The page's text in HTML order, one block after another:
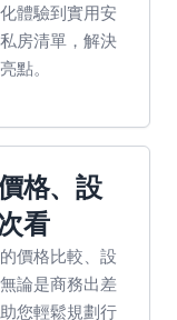
體驗到實用安
房清單，解決
點。
格、設
看
價格比較、設
論是商務出差
您輕鬆規劃行